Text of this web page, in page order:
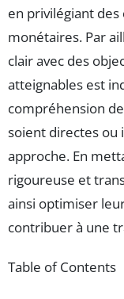
en privilégiant
monétaires. Par
clair avec des
atteignables est
compréhension
soient directes ou
approche. En
rigoureuse et
ainsi optimiser
contribuer à une
Table of Contents